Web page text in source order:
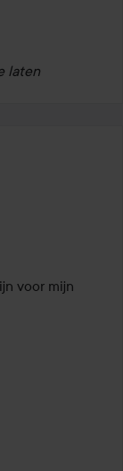
laten
geleden
voor mijn